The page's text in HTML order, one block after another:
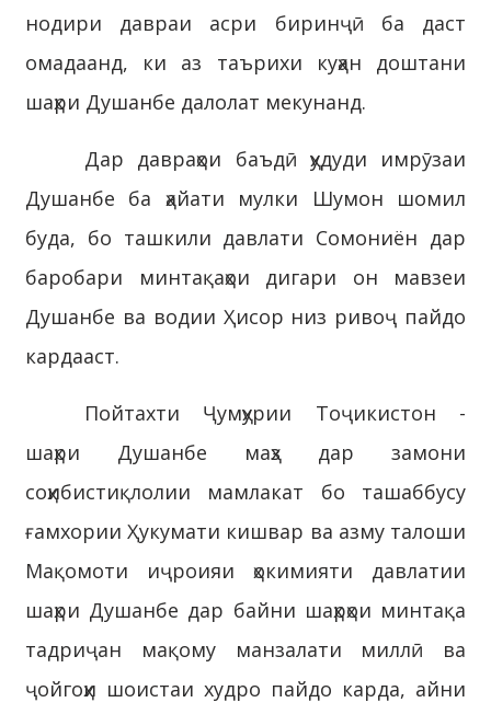
нодири давраи асри биринҷӣ ба даст
омадаанд, ки аз таърихи куҳан доштани
шаҳри Душанбе далолат мекунанд.
Дар давраҳои баъдӣ ҳудуди имрӯзаи
Душанбе ба ҳайати мулки Шумон шомил
буда, бо ташкили давлати Сомониён дар
баробари минтақаҳои дигари он мавзеи
Душанбе ва водии Ҳисор низ ривоҷ пайдо
кардааст.
Пойтахти Ҷумҳурии Тоҷикистон -
шаҳри Душанбе маҳз дар замони
соҳибистиқлолии мамлакат бо ташаббусу
ғамхории Ҳукумати кишвар ва азму талоши
Мақомоти иҷроияи ҳокимияти давлатии
шаҳри Душанбе дар байни шаҳрҳои минтақа
тадриҷан мақому манзалати миллӣ ва
ҷойгоҳи шоистаи худро пайдо карда, айни